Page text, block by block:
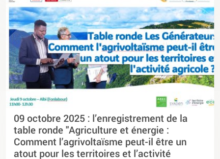
09 octobre 2025 : l’enregistrement de la
table ronde "Agriculture et énergie :
Comment l’agrivoltaïsme peut-il être un
atout pour les territoires et l’activité